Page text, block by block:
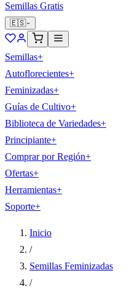
Semillas Gratis
🇪🇸
Semillas+
Autoflorecientes+
Feminizadas+
Guías de Cultivo+
Biblioteca de Variedades+
Principiante+
Comprar por Región+
Ofertas+
Herramientas+
Soporte+
Inicio
/
Semillas Feminizadas
/